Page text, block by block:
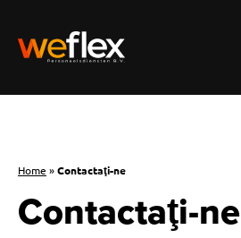
Home »Contactaţi-ne
Contactaţi-ne